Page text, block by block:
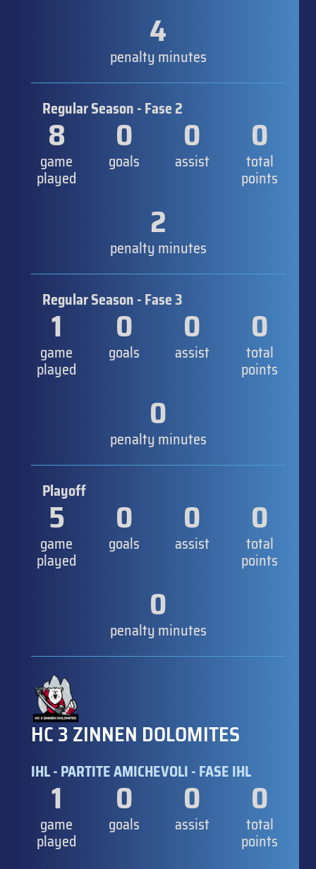
4
penalty minutes
Regular Season - Fase 2
8
game
played
0
goals
0
assist
0
total
points
2
penalty minutes
Regular Season - Fase 3
1
game
played
0
goals
0
assist
0
total
points
0
penalty minutes
Playoff
5
game
played
0
goals
0
assist
0
total
points
0
penalty minutes
HC 3 ZINNEN DOLOMITES
IHL - PARTITE AMICHEVOLI - FASE IHL
1
game
played
0
goals
0
assist
0
total
points